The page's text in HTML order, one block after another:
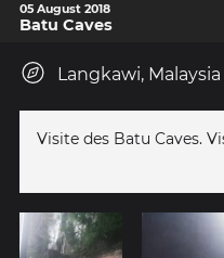
05 August 2018
Batu Caves
Langkawi, Malaysia
Visite des Batu Caves.